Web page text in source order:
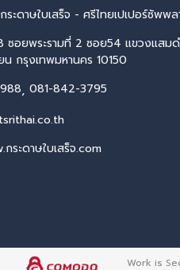
ระดาษใบเสร็จ - ศรีไทยเปเปอร์ซัพพล
ซอยพระรามที่ 2 ซอย54 แขวงแสม
น กรุงเทพมหานคร 10150
, 081-842-3795
ระดาษใบเสร็จ.com
Work is